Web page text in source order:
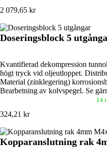
2 079,65 kr
Doseringsblock 5
Kvantifierad dekompression
högt tryck vid oljeutloppet.
Material (zinklegering)
Bearbetning av kolvspegel. Se
14
324,21 kr
Kopparanslutning rak